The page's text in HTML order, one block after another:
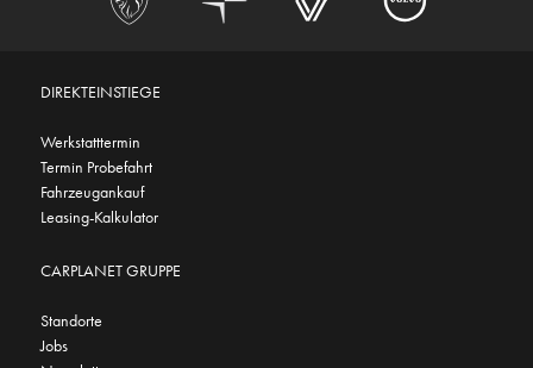
DIREKTEINSTIEGE
Werkstatttermin
Termin Probefahrt
Fahrzeugankauf
Leasing-Kalkulator
CARPLANET GRUPPE
Standorte
Jobs